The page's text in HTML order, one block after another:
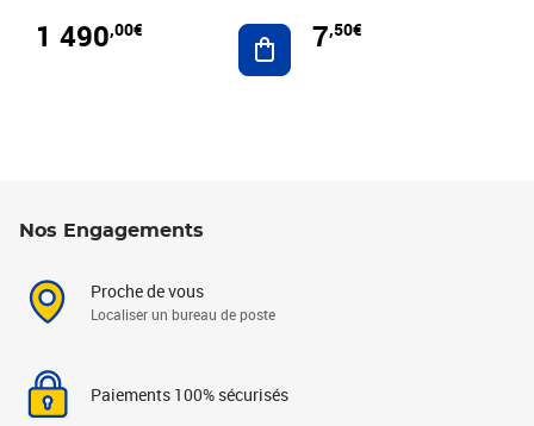
1 490,00€ Ajouter au panier
7,50€
Nos Engagements
Proche de vous
Localiser un bureau de poste
Paiements 100% sécurisés